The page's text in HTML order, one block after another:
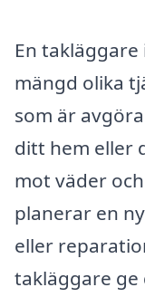
En
mängd olika
som är
ditt hem eller
mot väder
planerar en
eller
takläggare ge